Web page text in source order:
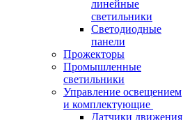
линейные
светильники
Светодиодные
панели
Прожекторы
Промышленные
светильники
Управление освещением
и комплектующие
Датчики движения